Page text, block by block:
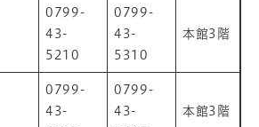
0799-
43-
5210
0799-
43-
5310
本館3階
0799-
43-
0799-
43-
本館3階